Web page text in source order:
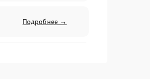
Подробнее →